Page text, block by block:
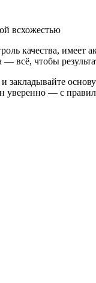
всхожестью
качества,
всё, чтобы
закладывайте
уверенно — с